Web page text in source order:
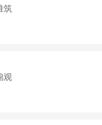
筑
观